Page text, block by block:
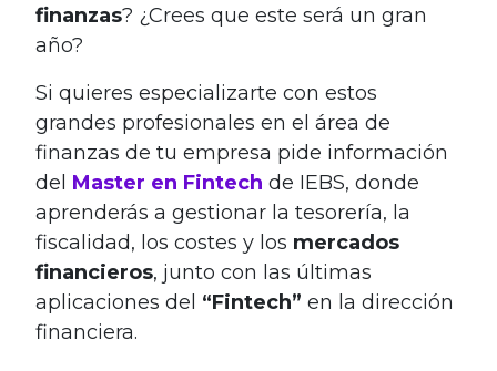
finanzas? ¿Crees que este será un gran
año?
Si quieres especializarte con estos
grandes profesionales en el área de
finanzas de tu empresa pide información
del Master en Fintech de IEBS, donde
aprenderás a gestionar la tesorería, la
fiscalidad, los costes y los mercados
financieros, junto con las últimas
aplicaciones del “Fintech” en la dirección
financiera.